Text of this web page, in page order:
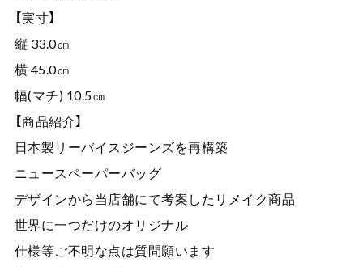
【実寸】
縦 33.0㎝
横 45.0㎝
幅(マチ) 10.5㎝
【商品紹介】
日本製リーバイスジーンズを再構築
ニュースペーパーバッグ
デザインから当店舗にて考案したリメイク商品
世界に一つだけのオリジナル
仕様等ご不明な点は質問願います